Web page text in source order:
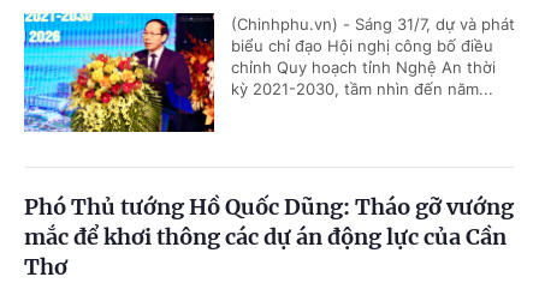
(Chinhphu.vn) - Sáng 31/7, dự và phát
biểu chỉ đạo Hội nghị công bố điều
chỉnh Quy hoạch tỉnh Nghệ An thời
kỳ 2021-2030, tầm nhìn đến năm...
Phó Thủ tướng Hồ Quốc Dũng: Tháo gỡ vướng
mắc để khơi thông các dự án động lực của Cần
Thơ